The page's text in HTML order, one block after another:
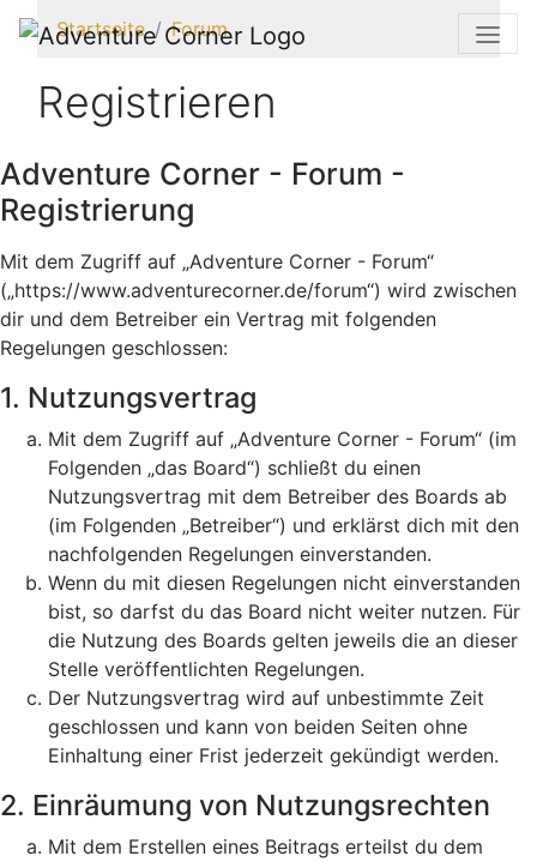
Startseite Forum
Registrieren
Adventure Corner - Forum -
Registrierung
Mit dem Zugriff auf „Adventure Corner - Forum“
(„https://www.adventurecorner.de/forum“) wird zwischen
dir und dem Betreiber ein Vertrag mit folgenden
Regelungen geschlossen:
1. Nutzungsvertrag
Mit dem Zugriff auf „Adventure Corner - Forum“ (im
Folgenden „das Board“) schließt du einen
Nutzungsvertrag mit dem Betreiber des Boards ab
(im Folgenden „Betreiber“) und erklärst dich mit den
nachfolgenden Regelungen einverstanden.
Wenn du mit diesen Regelungen nicht einverstanden
bist, so darfst du das Board nicht weiter nutzen. Für
die Nutzung des Boards gelten jeweils die an dieser
Stelle veröffentlichten Regelungen.
Der Nutzungsvertrag wird auf unbestimmte Zeit
geschlossen und kann von beiden Seiten ohne
Einhaltung einer Frist jederzeit gekündigt werden.
2. Einräumung von Nutzungsrechten
Mit dem Erstellen eines Beitrags erteilst du dem